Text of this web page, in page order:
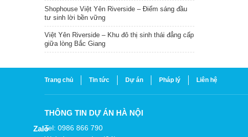
Shophouse Việt Yên Riverside – Điểm sáng đầu
tư sinh lời bền vững
Việt Yên Riverside – Khu đô thị sinh thái đẳng cấp
giữa lòng Bắc Giang
Trang chủ Tin tức Dự án Pháp lý Liên hệ
THÔNG TIN DỰ ÁN HÀ NỘI
Tel: 0986 866 790
Zalo